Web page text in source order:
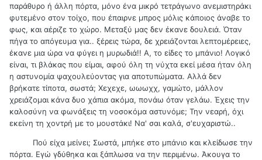
παράθυρο ή άλλη πόρτα, μόνο ένα μικρό τετράγωνο ανεμιστηράκι
φυτεμένο στον τοίχο, που έπαιρνε μπρος μόλις κάποιος άναβε το
φως, και αέριζε το χώρο. Μεταξύ μας δεν έκανε δουλειά. Όταν
πήγα το απόγευμα για.. ξέρεις τώρα, δε χρειάζονται λεπτομέρειες,
έκανε μια ώρα να φύγει η μυρωδιά!! Α, το είδες το μπάνιο! Λογικό
είναι, τι βλάκας που είμαι, αφού όλη τη νύχτα εκεί μέσα ήταν όλη
η αστυνομία ψαχουλεύοντας για αποτυπώματα. Αλλά δεν
βρήκατε τίποτα, σωστά; Χεχεχε, ωωωχχ, γαμώτο, μάλλον
χρειάζομαι κάνα δυο χάπια ακόμα, πονάω όταν γελάω. Έχεις την
καλοσύνη να φωνάξεις τη νοσοκόμα αστυνόμε; Την νεαρή, όχι
εκείνη τη χοντρή με το μουστάκι! Να' σαι καλά, σ'ευχαριστώ..
Πού είχα μείνει; Σωστά, μπήκε στο μπάνιο και κλείδωσε την
πόρτα. Εγώ γδύθηκα και ξάπλωσα να την περιμένω. Άκουγα το